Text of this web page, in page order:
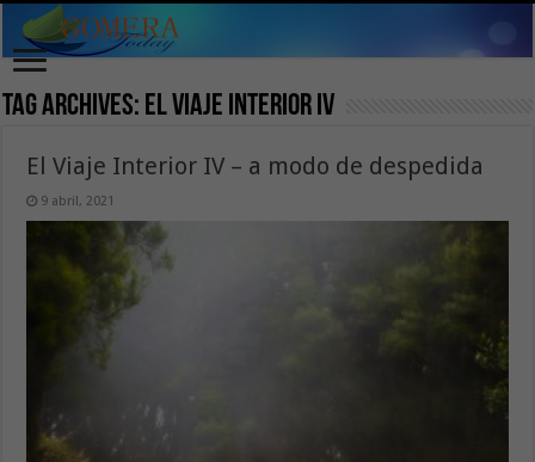
Tag Archives: El Viaje Interior IV
El Viaje Interior IV – a modo de despedida
9 abril, 2021